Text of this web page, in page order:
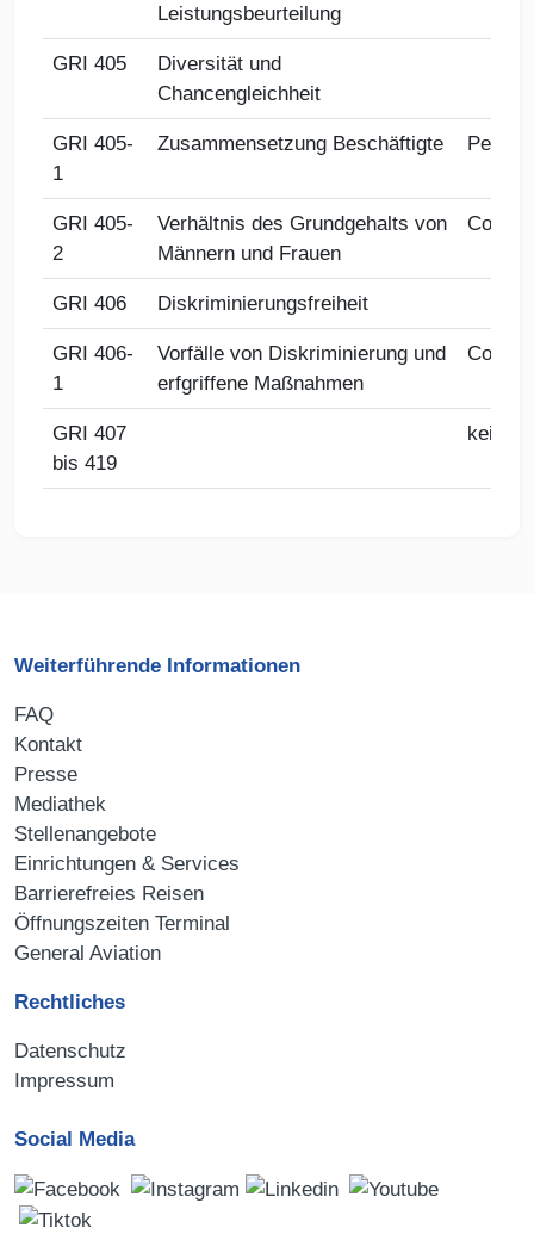
Leistungsbeurteilung
GRI 405
Diversität und
Chancengleichheit
GRI 405-
1
Zusammensetzung Beschäftigte
GRI 405-
2
Verhältnis des Grundgehalts von
Männern und Frauen
GRI 406 Diskriminierungsfreiheit
GRI 406-
1
Vorfälle von Diskriminierung und
erfgriffene Maßnahmen
GRI 407
bis 419
keine
Weiterführende Informationen
FAQ
Kontakt
Presse
Mediathek
Stellenangebote
Einrichtungen & Services
Barrierefreies Reisen
Öffnungszeiten Terminal
General Aviation
Rechtliches
Datenschutz
Impressum
Social Media